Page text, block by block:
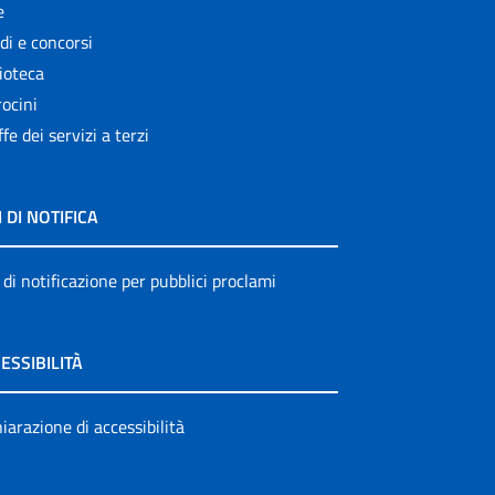
e concorsi
dei servizi a terzi
DI NOTIFICA
notificazione per pubblici proclami
di accessibilità